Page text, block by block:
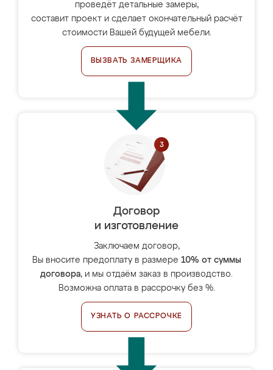
проведёт детальные замеры,
составит проект и сделает окончательный расчёт
стоимости Вашей будущей мебели.
ВЫЗВАТЬ ЗАМЕРЩИКА
Договор
и изготовление
Заключаем договор,
Вы вносите предоплату в размере 10% от суммы
договора, и мы отдаём заказ в производство.
Возможна оплата в рассрочку без %.
УЗНАТЬ О РАССРОЧКЕ